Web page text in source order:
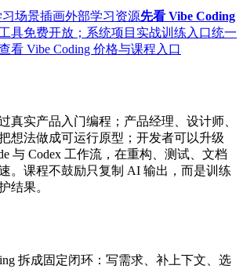
外部学习资源先看 Vibe Coding
具免费开放；系统项目实战训练入口统一
看 Vibe Coding 价格与课程入口
真实产品入门编程；产品经理、设计师、
想法做成可运行原型；开发者可以升级
与 Codex 工作流，在重构、测试、文档
。课程不鼓励只复制 AI 输出，而是训练
结果。
拆成固定闭环：写需求、补上下文、选